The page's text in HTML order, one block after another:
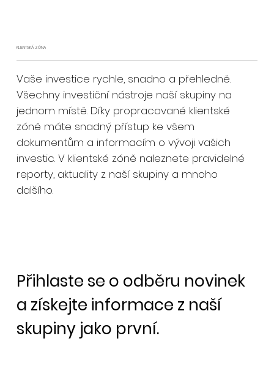
Vaše investice rychle, snadno a přehledně.
Všechny investiční nástroje naší skupiny na
jednom místě. Díky propracované klientské
zóně máte snadný přístup ke všem
dokumentům a informacím o vývoji vašich
investic. V klientské zóně naleznete pravidelné
reporty, aktuality z naší skupiny a mnoho
dalšího.
KLIENTSKÁ ZÓNA
Přihlaste se o odběru novinek
a získejte informace z naší
skupiny jako první.